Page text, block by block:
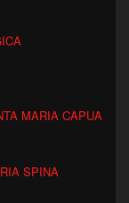
MARIA CAPUA
SPINA